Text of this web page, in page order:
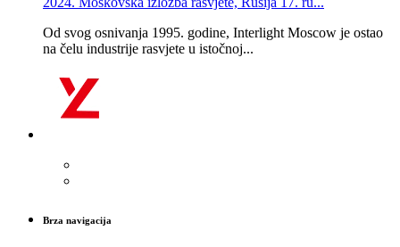
Od svog osnivanja 1995. godine, Interlight Moscow je ostao
na čelu industrije rasvjete u istočnoj...
Brza navigacija